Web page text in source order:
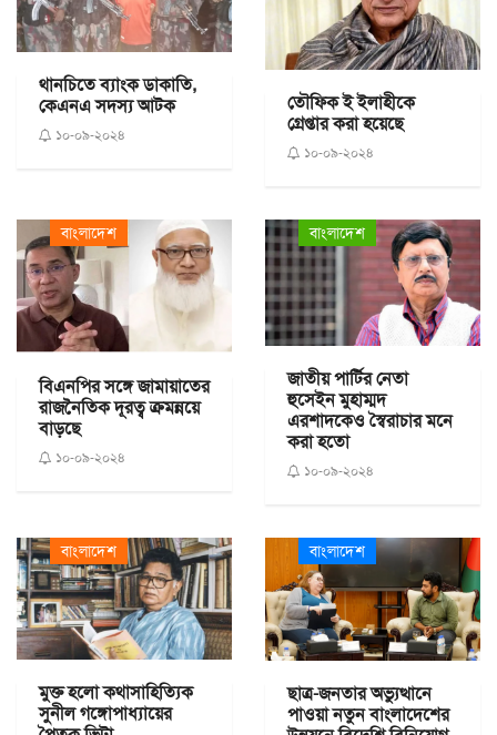
থানচিতে ব্যাংক ডাকাতি,
কেএনএ সদস্য আটক
১০-০৯-২০২৪
তৌফিক ই ইলাহীকে
গ্রেপ্তার করা হয়েছে
১০-০৯-২০২৪
বাংলাদেশ
বিএনপির সঙ্গে জামায়াতের
রাজনৈতিক দূরত্ব ক্রমন্নয়ে
বাড়ছে
১০-০৯-২০২৪
বাংলাদেশ
জাতীয় পার্টির নেতা
হুসেইন মুহাম্মদ
এরশাদকেও স্বৈরাচার মনে
করা হতো
১০-০৯-২০২৪
বাংলাদেশ
মুক্ত হলো কথাসাহিত্যিক
সুনীল গঙ্গোপাধ্যায়ের
বাংলাদেশ
ছাত্র-জনতার অভ্যুত্থানে
পাওয়া নতুন বাংলাদেশের